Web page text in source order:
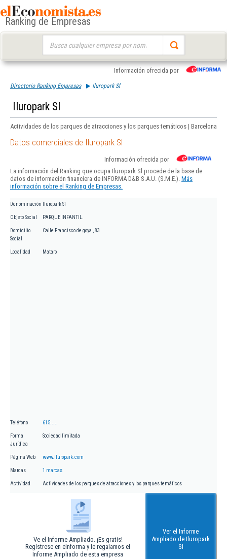
Ranking de Empresas
Información ofrecida por
Directorio Ranking Empresas Iluropark Sl
Iluropark Sl
Actividades de los parques de atracciones y los parques temáticos | Barcelona
Datos comerciales de Iluropark Sl
Información ofrecida por
La información del Ranking que ocupa Iluropark Sl procede de la base de
datos de información financiera de INFORMA D&B S.A.U. (S.M.E.). Más
información sobre el Ranking de Empresas.
Denominación Iluropark Sl
Objeto Social PARQUE INFANTIL.
Domicilio
Social
Calle Francisco de goya , 83
Localidad Mataro
Teléfono 615.....
Forma
Jurídica
Sociedad limitada
Página Web www.iluropark.com
Marcas 1 marcas
Actividad Actividades de los parques de atracciones y los parques temáticos
Ve el Informe Ampliado. ¡Es gratis!
Regístrese en eInforma y le regalamos el
Informe Ampliado de esta empresa
Ver el Informe
Ampliado de Iluropark
Sl